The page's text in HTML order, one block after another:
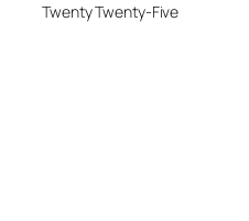
Twenty Twenty-Five